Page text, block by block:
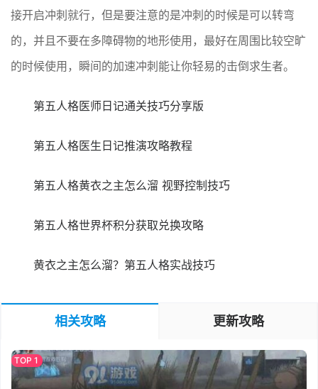
接开启冲刺就行，但是要注意的是冲刺的时候是可以转弯
的，并且不要在多障碍物的地形使用，最好在周围比较空旷
的时候使用，瞬间的加速冲刺能让你轻易的击倒求生者。
第五人格医师日记通关技巧分享版
第五人格医生日记推演攻略教程
第五人格黄衣之主怎么溜 视野控制技巧
第五人格世界杯积分获取兑换攻略
黄衣之主怎么溜？第五人格实战技巧
相关攻略 更新攻略